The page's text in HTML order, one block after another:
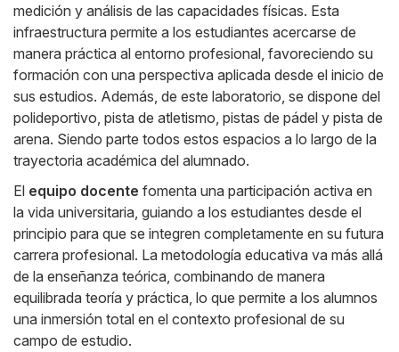
medición y análisis de las capacidades físicas. Esta
infraestructura permite a los estudiantes acercarse de
manera práctica al entorno profesional, favoreciendo su
formación con una perspectiva aplicada desde el inicio de
sus estudios. Además, de este laboratorio, se dispone del
polideportivo, pista de atletismo, pistas de pádel y pista de
arena. Siendo parte todos estos espacios a lo largo de la
trayectoria académica del alumnado.
El equipo docente fomenta una participación activa en
la vida universitaria, guiando a los estudiantes desde el
principio para que se integren completamente en su futura
carrera profesional. La metodología educativa va más allá
de la enseñanza teórica, combinando de manera
equilibrada teoría y práctica, lo que permite a los alumnos
una inmersión total en el contexto profesional de su
campo de estudio.